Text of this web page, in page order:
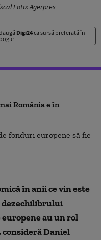
Foto: Agerpres
Digi24ca sursă preferată în
România e în
fonduri europene să fie
în anii ce vin este
dezechilibrului
au un rol
Daniel